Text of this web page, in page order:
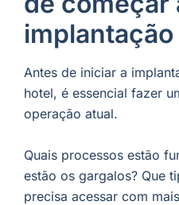
implantação
Antes de iniciar a
hotel, é essencial fazer
operação atual.
Quais processos estão
estão os gargalos? Que
precisa acessar com